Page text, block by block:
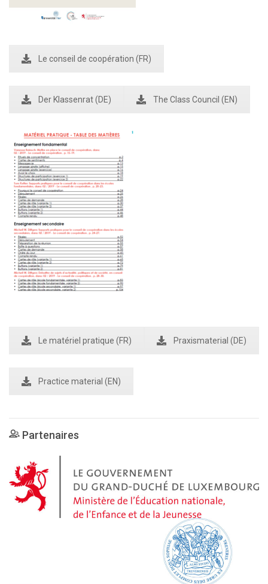
Le conseil de coopération (FR)
Der Klassenrat (DE) The Class Council (EN)
Le matériel pratique (FR) Praxismaterial (DE)
Practice material (EN)
Partenaires